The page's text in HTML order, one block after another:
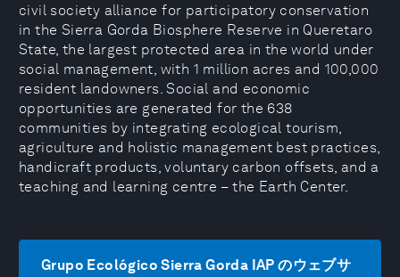
civil society alliance for participatory conservation
in the Sierra Gorda Biosphere Reserve in Queretaro
State, the largest protected area in the world under
social management, with 1 million acres and 100,000
resident landowners. Social and economic
opportunities are generated for the 638
communities by integrating ecological tourism,
agriculture and holistic management best practices,
handicraft products, voluntary carbon offsets, and a
teaching and learning centre – the Earth Center.
Grupo Ecológico Sierra Gorda IAP のウェブサ